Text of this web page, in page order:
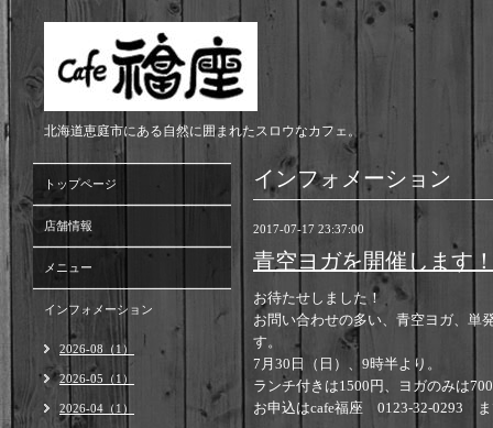
北海道恵庭市にある自然に囲まれたスロウなカフェ。
インフォメーション
2017-07-17 23:37:00
青空ヨガを開催します
お待たせしました！
お問い合わせの多い、青空ヨガ、単
す。
7月30日（日）、9時半より。
ランチ付きは1500円、ヨガのみは
お申込はcafe福座 0123-32-0293
トップページ
店舗情報
メニュー
インフォメーション
2026-08（1）
2026-05（1）
2026-04（1）